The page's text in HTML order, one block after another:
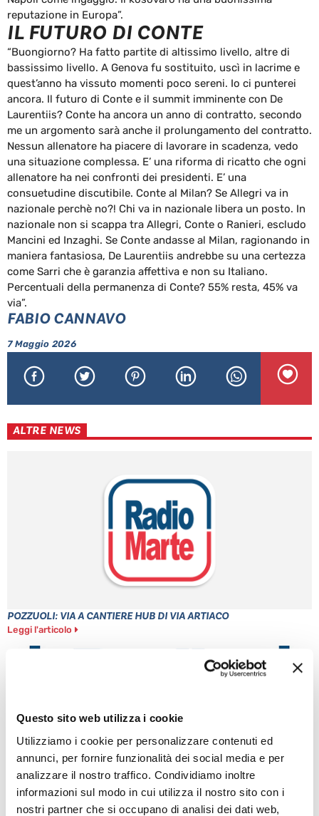
Questo sito web utilizza i cookie
Utilizziamo i cookie per personalizzare contenuti ed
annunci, per fornire funzionalità dei social media e per
analizzare il nostro traffico. Condividiamo inoltre
informazioni sul modo in cui utilizza il nostro sito con i
nostri partner che si occupano di analisi dei dati web,
reputazione in Europa”.
IL FUTURO DI CONTE
“Buongiorno? Ha fatto partite di altissimo livello, altre di
bassissimo livello. A Genova fu sostituito, uscì in lacrime e
quest’anno ha vissuto momenti poco sereni. Io ci punterei
ancora. Il futuro di Conte e il summit imminente con De
Laurentiis? Conte ha ancora un anno di contratto, secondo
me un argomento sarà anche il prolungamento del contratto.
Nessun allenatore ha piacere di lavorare in scadenza, vedo
una situazione complessa. E’ una riforma di ricatto che ogni
allenatore ha nei confronti dei presidenti. E’ una
consuetudine discutibile. Conte al Milan? Se Allegri va in
nazionale perchè no?! Chi va in nazionale libera un posto. In
nazionale non si scappa tra Allegri, Conte o Ranieri, escludo
Mancini ed Inzaghi. Se Conte andasse al Milan, ragionando in
maniera fantasiosa, De Laurentiis andrebbe su una certezza
come Sarri che è garanzia affettiva e non su Italiano.
Percentuali della permanenza di Conte? 55% resta, 45% va
via”.
FABIO CANNAVO
7 Maggio 2026
ALTRE NEWS
POZZUOLI: VIA A CANTIERE HUB DI VIA ARTIACO
Leggi l'articolo
CAPUA: ALBERO CADUTO NELLA NOTTE